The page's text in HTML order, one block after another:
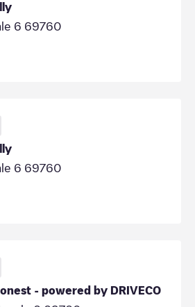
6 69760
6 69760
- powered by DRIVECO